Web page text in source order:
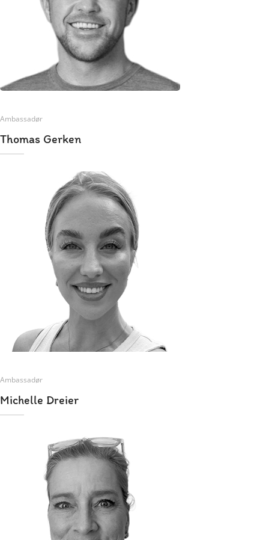
Ambassadør
Thomas Gerken
Ambassadør
Michelle Dreier